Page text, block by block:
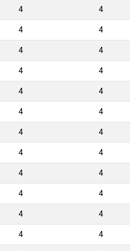
4 4
4 4
4 4
4 4
4 4
4 4
4 4
4 4
4 4
4 4
4 4
4 4